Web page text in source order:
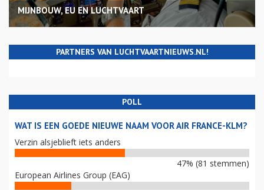
MIJNBOUW, EU EN LUCHTVAART
PARTNERS VAN LUCHTVAARTNIEUWS.NL!
POLL
WAT IS EEN GOEDE NIEUWE NAAM VOOR AIR FRANCE-KLM?
Verzin alsjeblieft iets anders
47% (81 stemmen)
European Airlines Group (EAG)